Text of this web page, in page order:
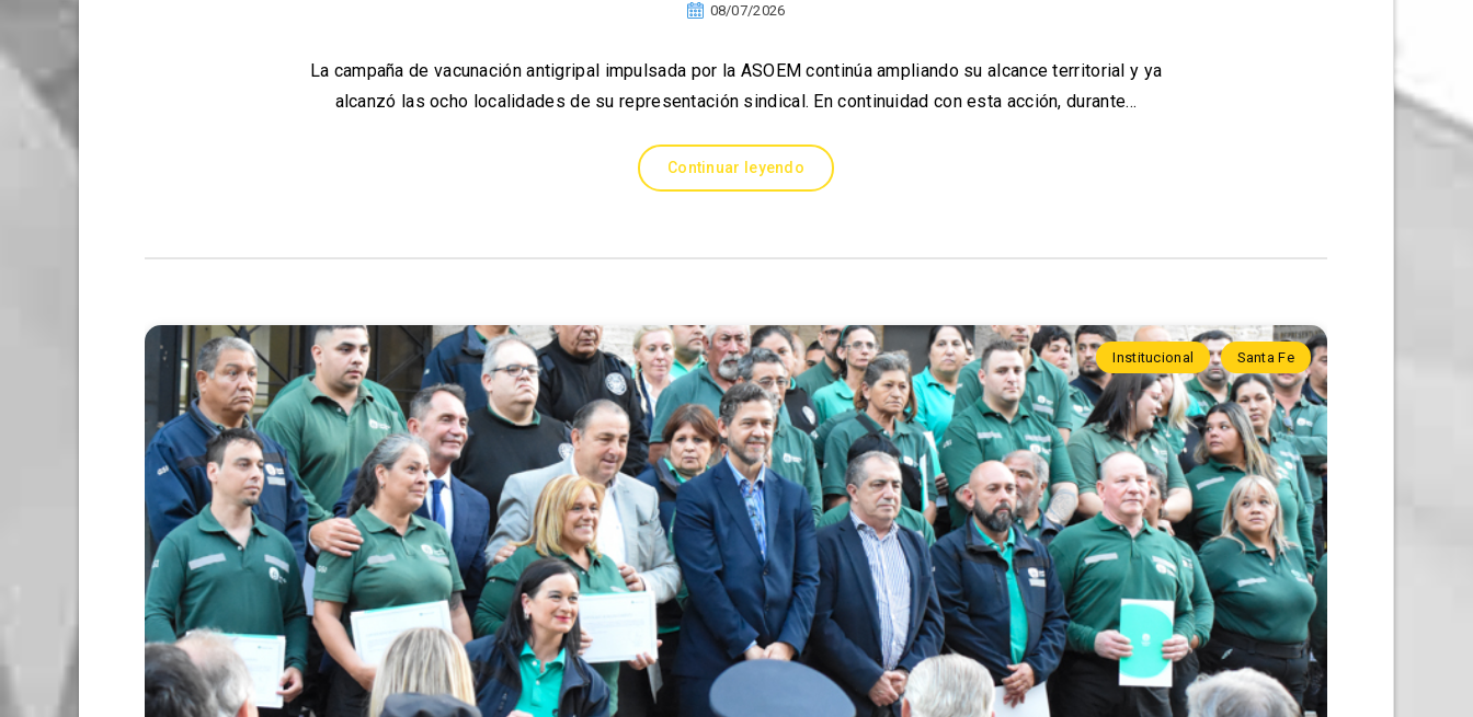
08/07/2026
La campaña de vacunación antigripal impulsada por la ASOEM continúa ampliando su alcance territorial y ya
alcanzó las ocho localidades de su representación sindical. En continuidad con esta acción, durante…
Continuar leyendo
Institucional Santa Fe